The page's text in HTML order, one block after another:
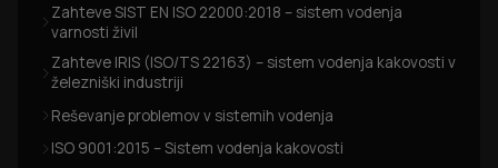
Zahteve SIST EN ISO 22000:2018 – sistem vodenja
varnosti živil
Zahteve IRIS (ISO/TS 22163) – sistem vodenja kakovosti v
železniški industriji
Reševanje problemov v sistemih vodenja
ISO 9001:2015 – Sistem vodenja kakovosti